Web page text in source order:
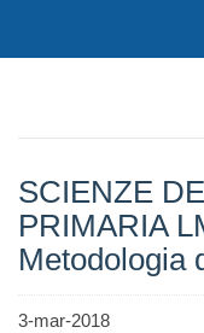
SCIENZE
PRIMARIA
Metodologia
3-mar-2018